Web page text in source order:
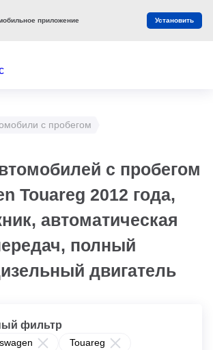
с пробегом
с пробегом
Touareg 2012 года,
автоматическая
полный
двигатель
Touareg
фильтр
приложение Установить